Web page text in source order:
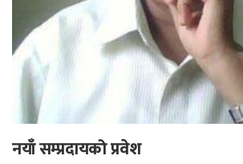
नयाँ सम्प्रदायको प्रवेश